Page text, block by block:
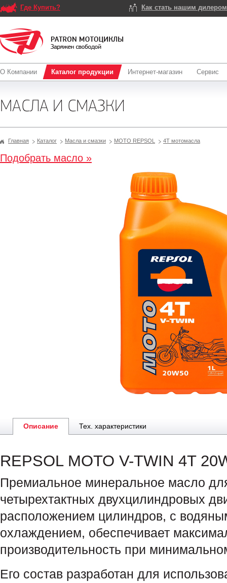
Где Купить? Как стать нашим
О Компании Каталог продукции Интернет-магазин Сервис
МАСЛА И СМАЗКИ
Главная Каталог Масла и смазки МОТО REPSOL 4T мотомасла
Подобрать масло »
Описание Тех. характеристики
REPSOL MOTO V-TWIN 4T
Премиальное минеральное масло
четырехтактных двухцилиндровых
расположением цилиндров, с
охлаждением, обеспечивает
производительность при
Его состав разработан для